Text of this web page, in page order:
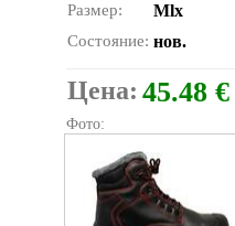
Размер: Mlx
Состояние: нов.
Цена: 45.48 €
Фото: